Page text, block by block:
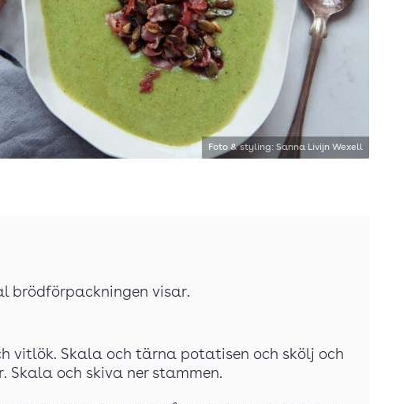
Foto & styling: Sanna Livijn Wexell
brödförpackningen visar.
vitlök. Skala och tärna potatisen och skölj och
Skala och skiva ner stammen.